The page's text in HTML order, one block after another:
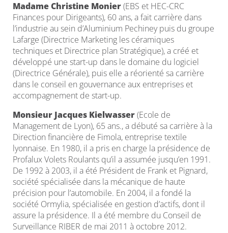
Madame Christine Monier(EBS et HEC-CRC
Finances pour Dirigeants), 60 ans, a fait carrière dans
l’industrie au sein d’Aluminium Pechiney puis du groupe
Lafarge (Directrice Marketing les céramiques
techniques et Directrice plan Stratégique), a créé et
développé une start-up dans le domaine du logiciel
(Directrice Générale), puis elle a réorienté sa carrière
dans le conseil en gouvernance aux entreprises et
accompagnement de start-up.
Monsieur Jacques Kielwasser(Ecole de
Management de Lyon), 65 ans., a débuté sa carrière à la
Direction financière de Fimola, entreprise textile
lyonnaise. En 1980, il a pris en charge la présidence de
Profalux Volets Roulants qu’il a assumée jusqu’en 1991.
De 1992 à 2003, il a été Président de Frank et Pignard,
société spécialisée dans la mécanique de haute
précision pour l’automobile. En 2004, il a fondé la
société Ormylia, spécialisée en gestion d’actifs, dont il
assure la présidence. Il a été membre du Conseil de
Surveillance RIBER de mai 2011 à octobre 2012.